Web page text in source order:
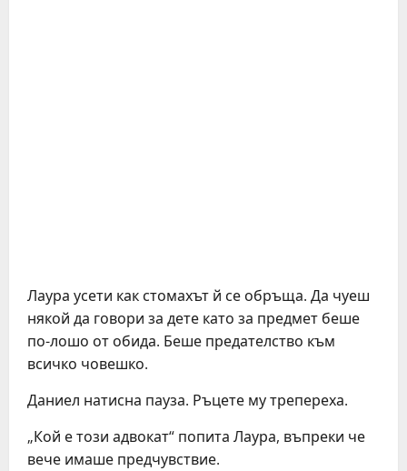
Лаура усети как стомахът й се обръща. Да чуеш
някой да говори за дете като за предмет беше
по-лошо от обида. Беше предателство към
всичко човешко.
Даниел натисна пауза. Ръцете му трепереха.
„Кой е този адвокат“ попита Лаура, въпреки че
вече имаше предчувствие.